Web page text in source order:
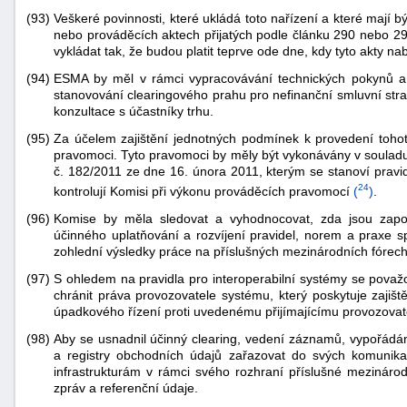
(93) Veškeré povinnosti, které ukládá toto nařízení a které mají
nebo prováděcích aktech přijatých podle článku 290 nebo
vykládat tak, že budou platit teprve ode dne, kdy tyto akty
(94) ESMA by měl v rámci vypracovávání technických pokynů
stanovování clearingového prahu pro nefinanční smluvní
konzultace s účastníky trhu.
(95) Za účelem zajištění jednotných podmínek k provedení
pravomoci. Tyto pravomoci by měly být vykonávány v
č. 182/2011 ze dne 16. února 2011, kterým se stanoví
kontrolují Komisi při výkonu prováděcích pravomocí (24)
(96) Komise by měla sledovat a vyhodnocovat, zda jsou
účinného uplatňování a rozvíjení pravidel, norem a praxe
zohlední výsledky práce na příslušných mezinárodních
(97) S ohledem na pravidla pro interoperabilní systémy se
chránit práva provozovatele systému, který poskytuje
úpadkového řízení proti uvedenému přijímajícímu
(98) Aby se usnadnil účinný clearing, vedení záznamů,
a registry obchodních údajů zařazovat do svých
infrastrukturám v rámci svého rozhraní příslušné
zpráv a referenční údaje.